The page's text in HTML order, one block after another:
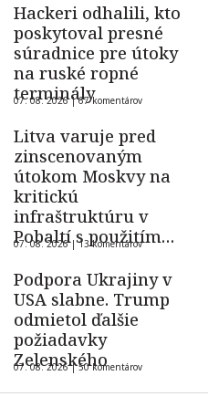
Hackeri odhalili, kto
poskytoval presné
súradnice pre útoky
na ruské ropné
terminály
07. 08. 2026 |67 komentárov
Litva varuje pred
zinscenovaným
útokom Moskvy na
kritickú
infraštruktúru v
Pobaltí s použitím
ukrajinského dronu
07. 08. 2026 |13 komentárov
Podpora Ukrajiny v
USA slabne. Trump
odmietol ďalšie
požiadavky
Zelenského
07. 08. 2026 |50 komentárov